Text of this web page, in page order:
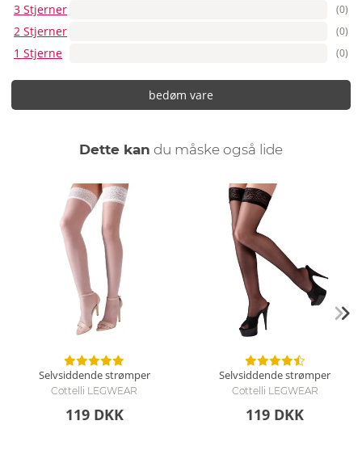
3 Stjerner (0)
2 Stjerner (0)
1 Stjerne (0)
bedøm vare
Dette kan du måske også lide
Selvsiddende strømper
Cottelli LEGWEAR
119 DKK
Selvsiddende strømper
Cottelli LEGWEAR
119 DKK